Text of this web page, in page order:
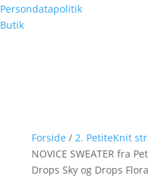
Persondatapolitik
Butik
Forside/ 2. PetiteKnit
NOVICE SWEATER fra
Drops Sky og Drops Flora